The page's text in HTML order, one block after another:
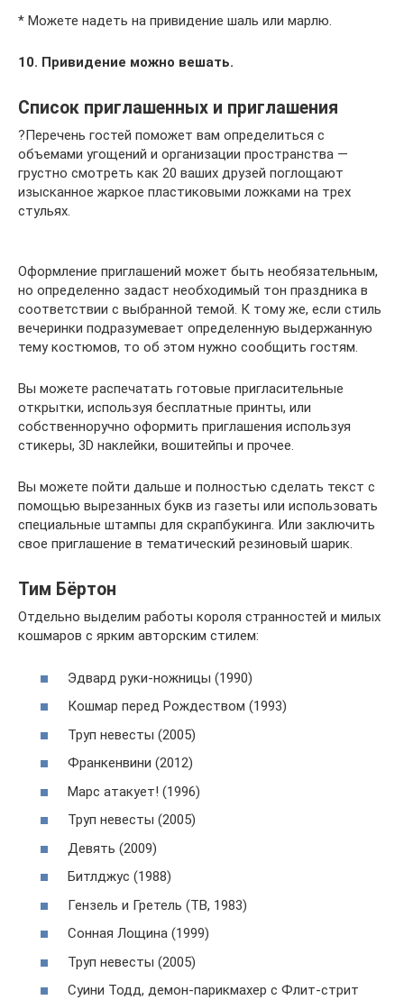
* Можете надеть на привидение шаль или марлю.
10. Привидение можно вешать.
Список приглашенных и приглашения
?Перечень гостей поможет вам определиться с
объемами угощений и организации пространства —
грустно смотреть как 20 ваших друзей поглощают
изысканное жаркое пластиковыми ложками на трех
стульях.
Оформление приглашений может быть необязательным,
но определенно задаст необходимый тон праздника в
соответствии с выбранной темой. К тому же, если стиль
вечеринки подразумевает определенную выдержанную
тему костюмов, то об этом нужно сообщить гостям.
Вы можете распечатать готовые пригласительные
открытки, используя бесплатные принты, или
собственноручно оформить приглашения используя
стикеры, 3D наклейки, вошитейпы и прочее.
Вы можете пойти дальше и полностью сделать текст с
помощью вырезанных букв из газеты или использовать
специальные штампы для скрапбукинга. Или заключить
свое приглашение в тематический резиновый шарик.
Тим Бёртон
Отдельно выделим работы короля странностей и милых
кошмаров с ярким авторским стилем:
Эдвард руки-ножницы (1990)
Кошмар перед Рождеством (1993)
Труп невесты (2005)
Франкенвини (2012)
Марс атакует! (1996)
Труп невесты (2005)
Девять (2009)
Битлджус (1988)
Гензель и Гретель (ТВ, 1983)
Сонная Лощина (1999)
Труп невесты (2005)
Суини Тодд, демон-парикмахер с Флит-стрит